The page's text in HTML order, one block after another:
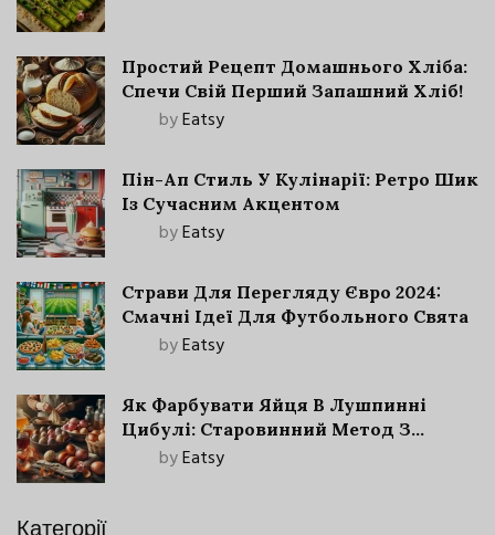
Простий Рецепт Домашнього Хліба:
Спечи Свій Перший Запашний Хліб!
byEatsy
Пін-Ап Стиль У Кулінарії: Ретро Шик
Із Сучасним Акцентом
byEatsy
Страви Для Перегляду Євро 2024:
Смачні Ідеї Для Футбольного Свята
byEatsy
Як Фарбувати Яйця В Лушпинні
Цибулі: Старовинний Метод З
Сучасними Нюансами
byEatsy